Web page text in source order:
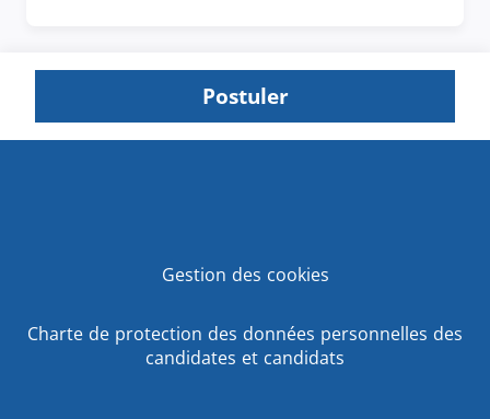
Postuler
Gestion des cookies
Charte de protection des données personnelles des
candidates et candidats